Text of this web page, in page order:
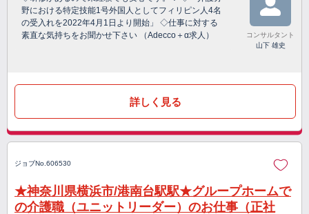
野における特定技能1号外国人としてフィリピン人4名
の受入れを2022年4月1日より開始」 ◇仕事に対する
素直な気持ちをお聞かせ下さい （Adecco＋α求人）
コンサルタント
山下 雄史
詳しく見る
ジョブNo.606530
★神奈川県横浜市/港南台駅駅★グループホームで
の介護職（ユニットリーダー）のお仕事（正社